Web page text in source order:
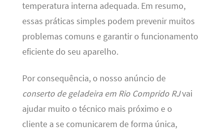
temperatura interna adequada. Em resumo,
essas práticas simples podem prevenir muitos
problemas comuns e garantir o funcionamento
eficiente do seu aparelho.
Por consequência, o nosso anúncio de
conserto de geladeira em Rio Comprido RJvai
ajudar muito o técnico mais próximo e o
cliente a se comunicarem de forma única,